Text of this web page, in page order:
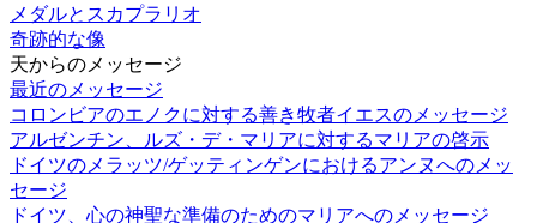
メダルとスカプラリオ
奇跡的な像
天からのメッセージ
最近のメッセージ
コロンビアのエノクに対する善き牧者イエスのメッセージ
アルゼンチン、ルズ・デ・マリアに対するマリアの啓示
ドイツのメラッツ/ゲッティンゲンにおけるアンヌへのメッ
セージ
ドイツ、心の神聖な準備のためのマリアへのメッセージ